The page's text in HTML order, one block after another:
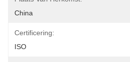
China
Certificering:
ISO